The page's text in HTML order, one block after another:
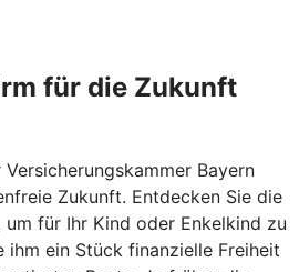
für die Zukunft
Bayern
Zukunft. Entdecken Sie die
für Ihr Kind oder Enkelkind zu
ihm ein Stück finanzielle Freiheit